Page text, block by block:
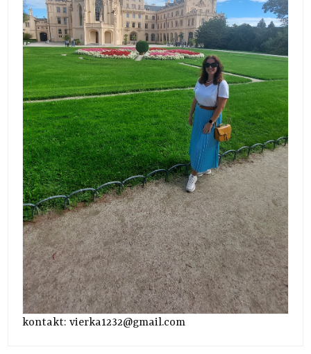
kontakt: vierka1232@gmail.com